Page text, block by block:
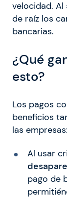
velocidad. Al
de raíz los
bancarias.
¿Qué
esto?
Los pagos
beneficios
las empresas:
Al usar
pago de